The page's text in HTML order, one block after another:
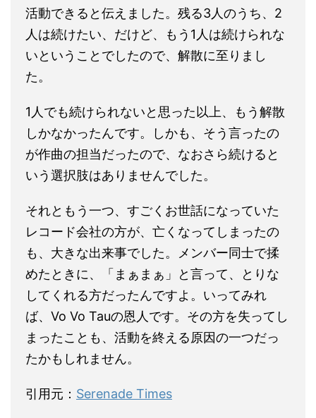
活動できると伝えました。残る3人のうち、2
人は続けたい、だけど、もう1人は続けられな
いということでしたので、解散に至りまし
た。
1人でも続けられないと思った以上、もう解散
しかなかったんです。しかも、そう言ったの
が作曲の担当だったので、なおさら続けると
いう選択肢はありませんでした。
それともう一つ、すごくお世話になっていた
レコード会社の方が、亡くなってしまったの
も、大きな出来事でした。メンバー同士で揉
めたときに、「まぁまぁ」と言って、とりな
してくれる方だったんですよ。いってみれ
ば、Vo Vo Tauの恩人です。その方を失ってし
まったことも、活動を終える原因の一つだっ
たかもしれません。
引用元： Serenade Times